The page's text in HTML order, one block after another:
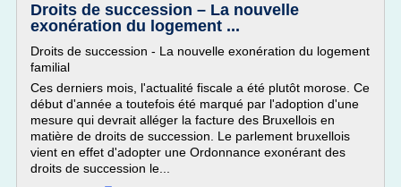
Droits de succession – La nouvelle
exonération du logement ...
Droits de succession - La nouvelle exonération du logement
familial
Ces derniers mois, l'actualité fiscale a été plutôt morose. Ce
début d'année a toutefois été marqué par l'adoption d'une
mesure qui devrait alléger la facture des Bruxellois en
matière de droits de succession. Le parlement bruxellois
vient en effet d'adopter une Ordonnance exonérant des
droits de succession le...